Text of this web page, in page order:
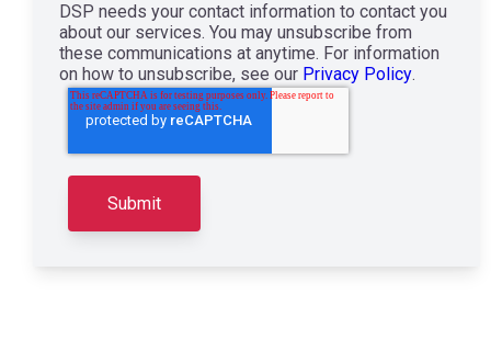
DSP needs your contact information to contact you
about our services. You may unsubscribe from
these communications at anytime. For information
on how to unsubscribe, see our Privacy Policy.